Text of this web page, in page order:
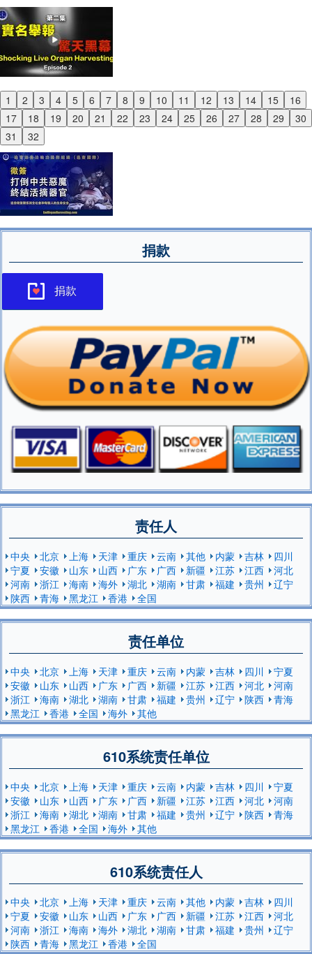
1 2 3 4 5 6 7 8 9 10 11 12 13 14 15
16
17
18 19 20 21 22 23 24 25 26 27 28 29
30
31
32
Previous
Next
捐款
捐款
责任人
中央 北京 上海 天津 重庆 云南 其他 内蒙 吉林
四川
宁夏
安徽 山东 山西 广东 广西 新疆 江苏 江西
河北
河南
浙江 海南 海外 湖北 湖南 甘肃 福建 贵州
辽宁
陕西
青海 黑龙江 香港 全国
责任单位
中央 北京 上海 天津 重庆 云南 内蒙 吉林 四川
宁夏
安徽
山东 山西 广东 广西 新疆 江苏 江西 河北
河南
浙江
海南 湖北 湖南 甘肃 福建 贵州 辽宁 陕西
青海
黑龙江
香港 全国 海外 其他
610系统责任单位
中央 北京 上海 天津 重庆 云南 内蒙 吉林 四川
宁夏
安徽
山东 山西 广东 广西 新疆 江苏 江西 河北
河南
浙江
海南 湖北 湖南 甘肃 福建 贵州 辽宁 陕西
青海
黑龙江
香港 全国 海外 其他
610系统责任人
中央 北京 上海 天津 重庆 云南 其他 内蒙 吉林
四川
宁夏
安徽 山东 山西 广东 广西 新疆 江苏 江西
河北
河南
浙江 海南 海外 湖北 湖南 甘肃 福建 贵州
辽宁
陕西
青海 黑龙江 香港 全国